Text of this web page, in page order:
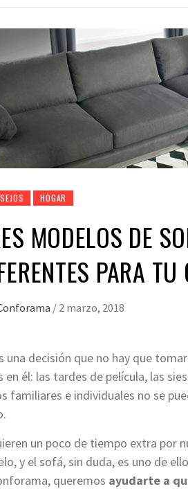
HOGAR
MODELOS DE
PARA TU
/ 2 marzo, 2018
una decisión que no hay que
en él: las tardes de película, las
familiares e individuales no se
un poco de tiempo extra por
y el sofá, sin duda, es uno de
queremos ayudarte a